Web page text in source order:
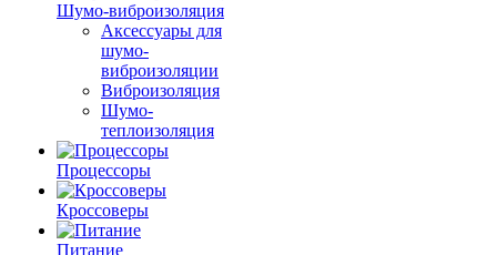
Шумо-виброизоляция
Аксессуары для
шумо-
виброизоляции
Виброизоляция
Шумо-
теплоизоляция
Процессоры
Кроссоверы
Питание